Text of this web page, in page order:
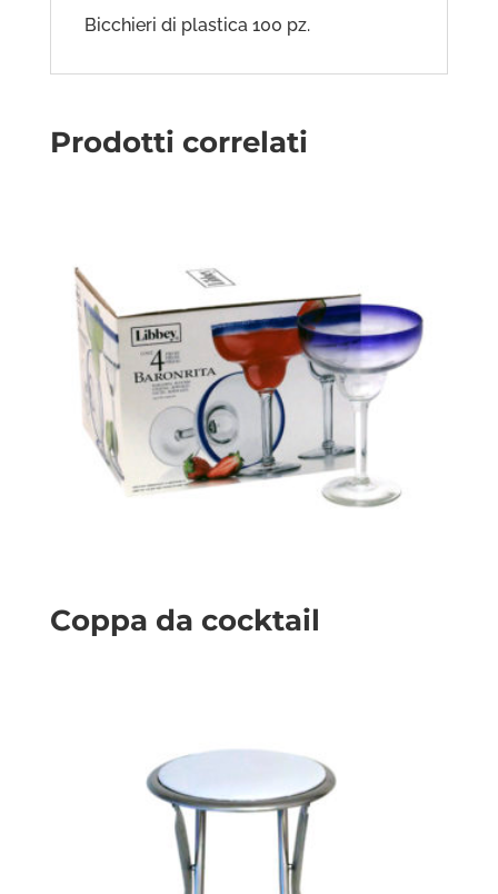
Bicchieri di plastica 100 pz.
Prodotti correlati
Coppa da cocktail